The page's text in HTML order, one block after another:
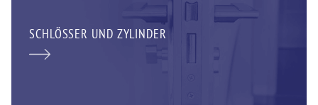
SCHLÖSSER UND ZYLINDER